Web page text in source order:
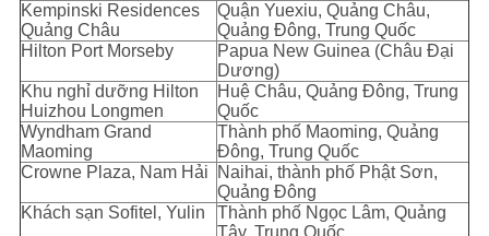
Kempinski Residences
Quảng Châu
Quận Yuexiu, Quảng Châu,
Quảng Đông, Trung Quốc
Hilton Port Morseby
Papua New Guinea (Châu Đại
Dương)
Khu nghỉ dưỡng Hilton
Huizhou Longmen
Huệ Châu, Quảng Đông, Trung
Quốc
Wyndham Grand
Maoming
Thành phố Maoming, Quảng
Đông, Trung Quốc
Crowne Plaza, Nam Hải
Naihai, thành phố Phật Sơn,
Quảng Đông
Khách sạn Sofitel, Yulin
Thành phố Ngọc Lâm, Quảng